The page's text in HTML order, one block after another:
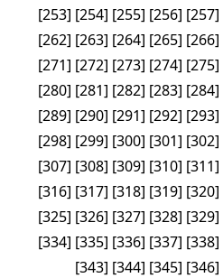
[253] [254] [255] [256] [257]
[262] [263] [264] [265] [266]
[271] [272] [273] [274] [275]
[280] [281] [282] [283] [284]
[289] [290] [291] [292] [293]
[298] [299] [300] [301] [302]
[307] [308] [309] [310] [311]
[316] [317] [318] [319] [320]
[325] [326] [327] [328] [329]
[334] [335] [336] [337] [338]
[343] [344] [345] [346]